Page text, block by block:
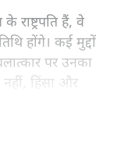
राष्ट्रपति हैं, वे
होंगे। कई मुद्दों
पर उनका
नहीं, हिंसा और